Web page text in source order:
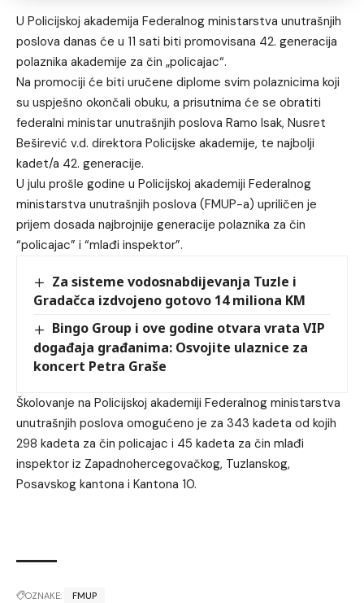
U Policijskoj akademija Federalnog ministarstva unutrašnjih
poslova danas će u 11 sati biti promovisana 42. generacija
polaznika akademije za čin „policajac“.
Na promociji će biti uručene diplome svim polaznicima koji
su uspješno okončali obuku, a prisutnima će se obratiti
federalni ministar unutrašnjih poslova Ramo Isak, Nusret
Beširević v.d. direktora Policijske akademije, te najbolji
kadet/a 42. generacije.
U julu prošle godine u Policijskoj akademiji Federalnog
ministarstva unutrašnjih poslova (FMUP-a) upriličen je
prijem dosada najbrojnije generacije polaznika za čin
“policajac” i “mlađi inspektor”.
Za sisteme vodosnabdijevanja Tuzle i
Gradačca izdvojeno gotovo 14 miliona KM
Bingo Group i ove godine otvara vrata VIP
događaja građanima: Osvojite ulaznice za
koncert Petra Graše
Školovanje na Policijskoj akademiji Federalnog ministarstva
unutrašnjih poslova omogućeno je za 343 kadeta od kojih
298 kadeta za čin policajac i 45 kadeta za čin mlađi
inspektor iz Zapadnohercegovačkog, Tuzlanskog,
Posavskog kantona i Kantona 10.
OZNAKE: FMUP